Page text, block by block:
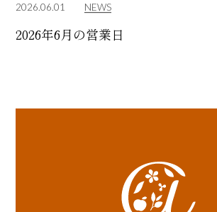
2026.06.01 NEWS
2026年6月の営業日